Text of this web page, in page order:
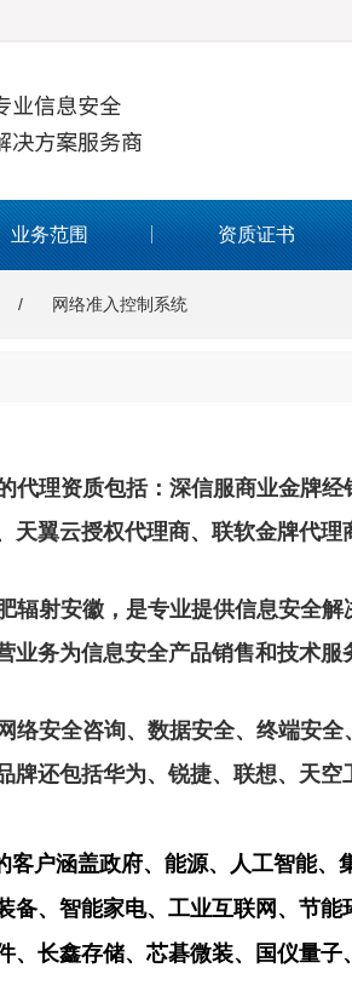
业务范围 资质证书
网络准入控制系统
代理资质包括：深信服商业金牌
翼云授权代理商、联软金牌代理
辐射安徽，是专业提供信息安全
业务为信息安全产品销售和技术服
络安全咨询、数据安全、终端安
还包括华为、锐捷、联想、天空
客户涵盖政府、能源、人工智能
备、智能家电、工业互联网、节
、长鑫存储、芯碁微装、国仪量